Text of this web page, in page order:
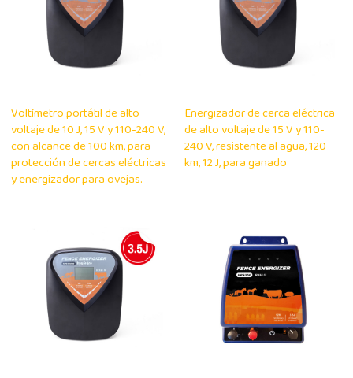
Voltímetro portátil de alto
voltaje de 10 J, 15 V y 110-240 V,
con alcance de 100 km, para
protección de cercas eléctricas
y energizador para ovejas.
Energizador de cerca eléctrica
de alto voltaje de 15 V y 110-
240 V, resistente al agua, 120
km, 12 J, para ganado